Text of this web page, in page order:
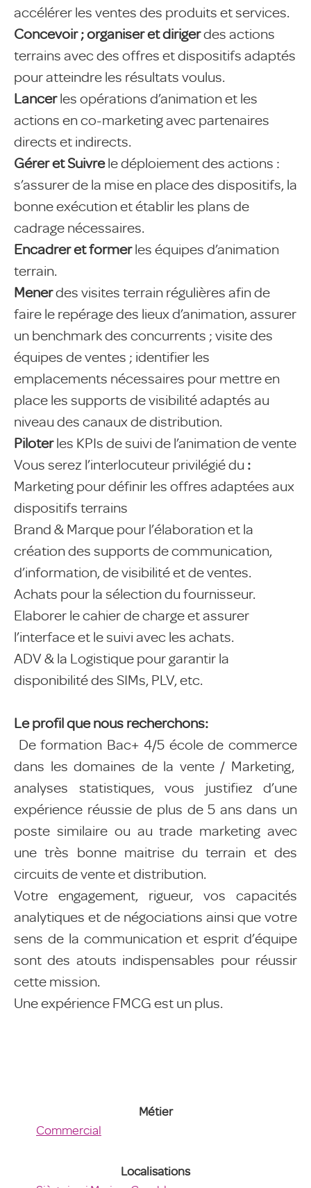
accélérer les ventes des produits et services.
Concevoir ; organiser et dirigerdes actions
terrains avec des offres et dispositifs adaptés
pour atteindre les résultats voulus.
Lancerles opérations d’animation et les
actions en co-marketing avec partenaires
directs et indirects.
Gérer et Suivrele déploiement des actions :
s’assurer de la mise en place des dispositifs, la
bonne exécution et établir les plans de
cadrage nécessaires.
Encadrer et formerles équipes d’animation
terrain.
Menerdes visites terrain régulières afin de
faire le repérage des lieux d’animation, assurer
un benchmark des concurrents ; visite des
équipes de ventes ; identifier les
emplacements nécessaires pour mettre en
place les supports de visibilité adaptés au
niveau des canaux de distribution.
Piloterles KPIs de suivi de l’animation de vente
Vous serez l’interlocuteur privilégié du :
Marketing pour définir les offres adaptées aux
dispositifs terrains
Brand & Marque pour l’élaboration et la
création des supports de communication,
d’information, de visibilité et de ventes.
Achats pour la sélection du fournisseur.
Elaborer le cahier de charge et assurer
l’interface et le suivi avec les achats.
ADV & la Logistique pour garantir la
disponibilité des SIMs, PLV, etc.
Le profil que nous recherchons:
De formation Bac+ 4/5 école de commerce
dans les domaines de la vente / Marketing,
analyses statistiques, vous justifiez d’une
expérience réussie de plus de 5 ans dans un
poste similaire ou au trade marketing avec
une très bonne maitrise du terrain et des
circuits de vente et distribution.
Votre engagement, rigueur, vos capacités
analytiques et de négociations ainsi que votre
sens de la communication et esprit d’équipe
sont des atouts indispensables pour réussir
cette mission.
Une expérience FMCG est un plus.
Métier
Commercial
Localisations